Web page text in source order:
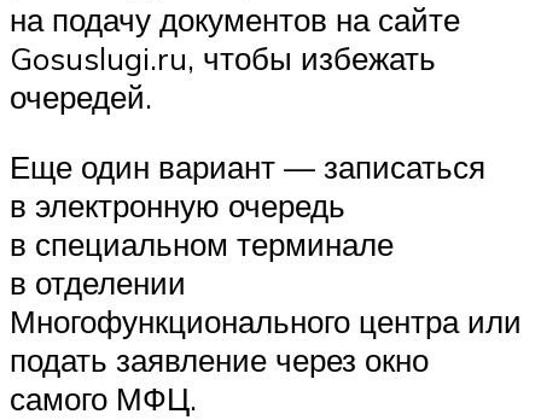
на подачу документов на сайте
Gosuslugi.ru, чтобы избежать
очередей.
Еще один вариант — записаться
в электронную очередь
в специальном терминале
в отделении
Многофункционального центра или
подать заявление через окно
самого МФЦ.